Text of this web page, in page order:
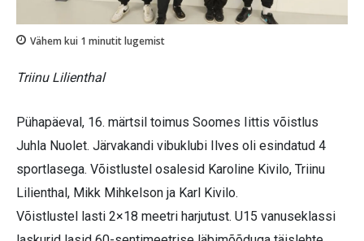
Vähem kui 1 minutit lugemist
Triinu Lilienthal
Pühapäeval, 16. märtsil toimus Soomes Iittis võistlus
Juhla Nuolet. Järvakandi vibuklubi Ilves oli esindatud 4
sportlasega. Võistlustel osalesid Karoline Kivilo, Triinu
Lilienthal, Mikk Mihkelson ja Karl Kivilo.
Võistlustel lasti 2×18 meetri harjutust. U15 vanuseklassi